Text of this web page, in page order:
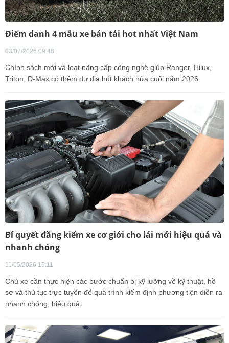
Điểm danh 4 mẫu xe bán tải hot nhất Việt Nam
03/07/2026 09:48
Chính sách mới và loạt nâng cấp công nghệ giúp Ranger, Hilux,
Triton, D-Max có thêm dư địa hút khách nửa cuối năm 2026.
Bí quyết đăng kiểm xe cơ giới cho lái mới hiệu quả và
nhanh chóng
11/05/2026 15:11
Chủ xe cần thực hiện các bước chuẩn bị kỹ lưỡng về kỹ thuật, hồ
sơ và thủ tục trực tuyến để quá trình kiểm định phương tiện diễn ra
nhanh chóng, hiệu quả.